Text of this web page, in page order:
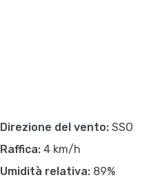
Direzione del vento: SSO
Raffica: 4 km/h
Umidità relativa: 89%